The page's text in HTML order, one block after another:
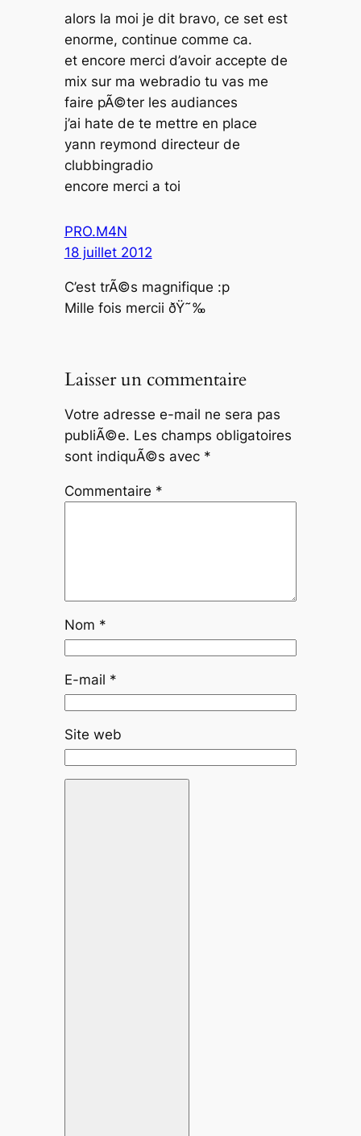
alors la moi je dit bravo, ce set est
enorme, continue comme ca.
et encore merci d’avoir accepte de
mix sur ma webradio tu vas me
faire pÃ©ter les audiances
j’ai hate de te mettre en place
yann reymond directeur de
clubbingradio
encore merci a toi
PRO.M4N
18 juillet 2012
C’est trÃ©s magnifique :p
Mille fois mercii ðŸ˜‰
Laisser un commentaire
Votre adresse e-mail ne sera pas
publiÃ©e. Les champs obligatoires
sont indiquÃ©s avec *
Commentaire *
Nom *
E-mail *
Site web